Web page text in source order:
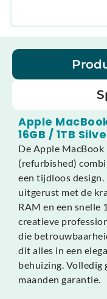
Apple
16GB / 1TB
De Apple
(refurbished)
een tijdloos
uitgerust met de
RAM en een snelle
creatieve
die
dit alles in een
behuizing. Volledig
maanden garantie.